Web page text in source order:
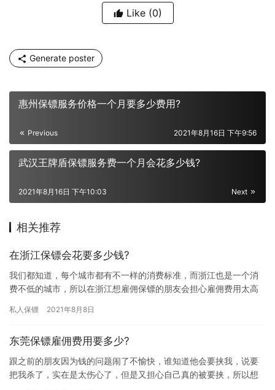
Like (0)
Generate poster
惠州保镖服务价格一个月要多少费用?
Previous 2021年8月16日 下午9:56
武汉王牌盾保镖服务费一个月会花多少钱?
Next
2021年8月16日 下午10:03
相关推荐
在浙江保镖会花要多少钱?
我们都知道，每个城市都有不一样的消费标准，而浙江也是一个消
费不低的城市，所以在浙江想雇佣保镖的朋友会担心雇佣费用太高
面…
私人保镖 2021年8月8日
东莞保镖雇佣费用要多少?
跟之前的朋友因为钱的问题闹了不愉快，谁知道他会要挟我，说要
把我杀了，实在是太伤心了，但是又担心自己真的被要挟，所以想